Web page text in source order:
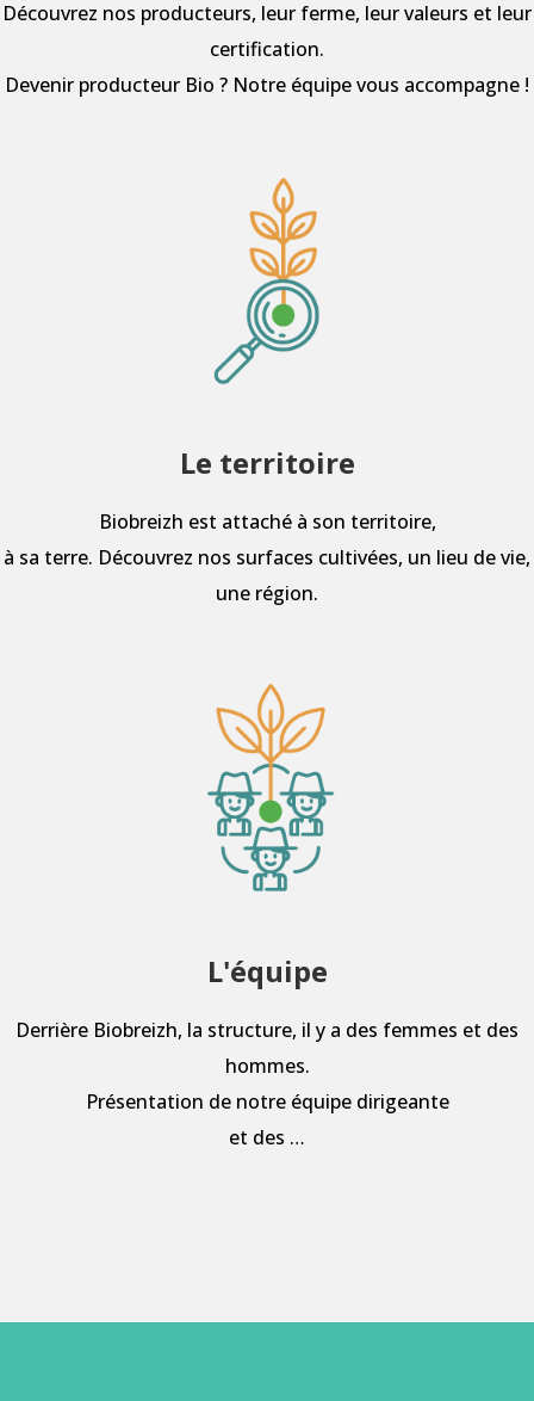
Découvrez nos producteurs, leur ferme, leur valeurs et leur
certification.
Devenir producteur Bio ? Notre équipe vous accompagne !
Le territoire
Biobreizh est attaché à son territoire,
à sa terre. Découvrez nos surfaces cultivées, un lieu de vie,
une région.
L'équipe
Derrière Biobreizh, la structure, il y a des femmes et des
hommes.
Présentation de notre équipe dirigeante
et des …